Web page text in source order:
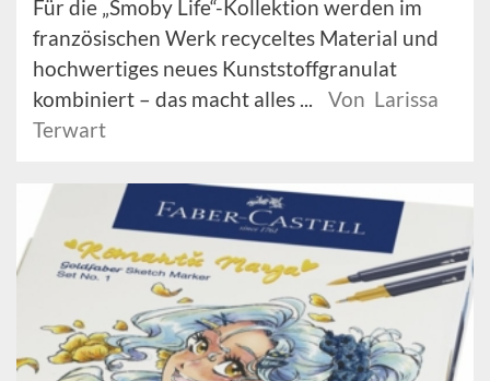
Für die „Smoby Life“-Kollektion werden im
französischen Werk recyceltes Material und
hochwertiges neues Kunststoffgranulat
kombiniert – das macht alles ...
Von Larissa
Terwart